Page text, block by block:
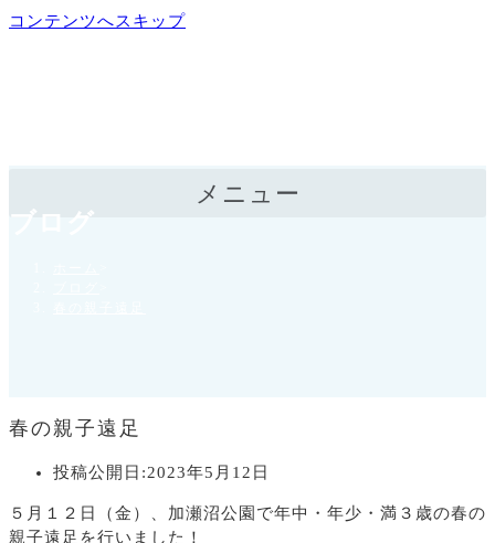
コンテンツへスキップ
メニュー
ブログ
春の親子遠足
投稿公開日:2023年5月12日
５月１２日（金）、加瀬沼公園で年中・年少・満３歳の春の
親子遠足を行いました！